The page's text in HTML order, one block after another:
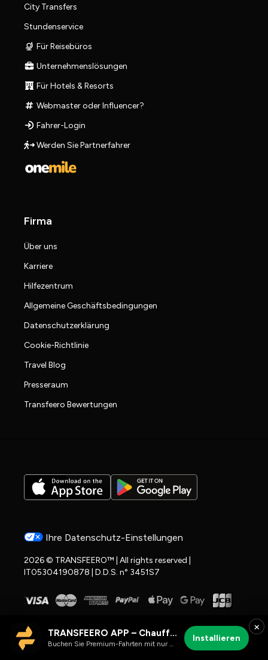
City Transfers
Stundenservice
Für Reisebüros
Unternehmenslösungen
Für Hotels & Resorts
Webmaster oder Influencer?
Fahrer-Login
Werden Sie Partnerfahrer
Firma
Über uns
Karriere
Hilfezentrum
Allgemeine Geschäftsbedingungen
Datenschutzerklärung
Cookie-Richtlinie
Travel Blog
Presseraum
Transfeero Bewertungen
Ihre Datenschutz-Einstellungen
2026 © TRANSFEERO™ | All rights reserved |
IT05304190878 | D.D.S. n° 3451S7
×
TRANSFEERO APP – Chauffeur- & Flughafenfahrten
Buchen Sie Premium-Fahrten mit nur wenigen Klicks
Installieren